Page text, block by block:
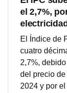
el 2,7%,
El Índice de
cuatro
2,7%,
del precio
2024 y por